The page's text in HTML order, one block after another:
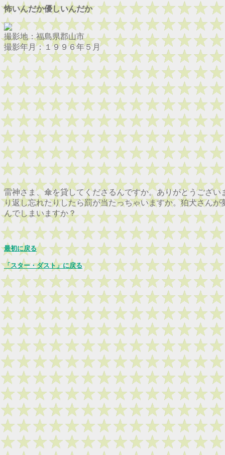
怖いんだか優しいんだか
撮影地：福島県郡山市
撮影年月：１９９６年５月
雷神さま、傘を貸してくださるんですか。ありがとうござ
り返し忘れたりしたら罰が当たっちゃいますか。狛犬さん
んでしまいますか？
最初に戻る
「スター・ダスト」に戻る